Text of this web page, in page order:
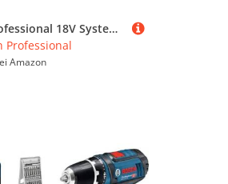
Bosch Professional 18V System Akku Geradschleifer GGS 18V-10 SLC (inkl. 2x Schraubschlüssel 19 mm, Spannzange mit Spannmutter 6 mm, ohne Akku/ Ladegerät)
Professional
Amazon